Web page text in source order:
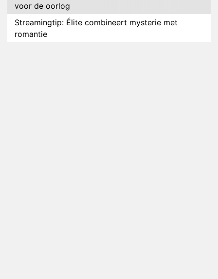
voor de oorlog
Streamingtip: Élite combineert mysterie met
romantie